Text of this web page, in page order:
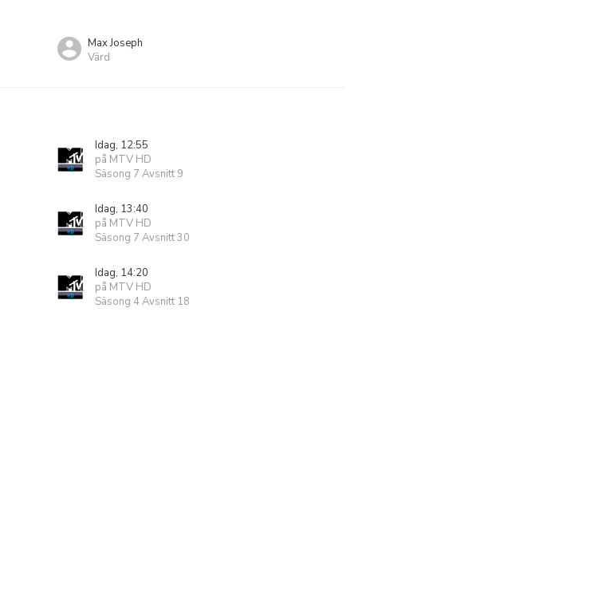
Max Joseph
Värd
Idag, 12:55
på MTV HD
Säsong 7 Avsnitt 9
Idag, 13:40
på MTV HD
Säsong 7 Avsnitt 30
Idag, 14:20
på MTV HD
Säsong 4 Avsnitt 18